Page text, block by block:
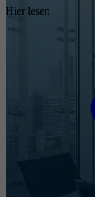
Hier lesen